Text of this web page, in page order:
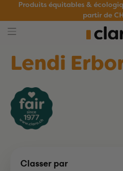
Produits équitables &
partir de
Lendi
Classer par